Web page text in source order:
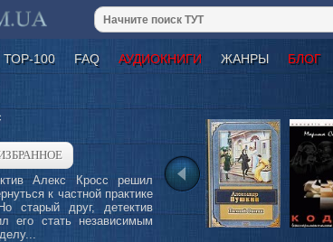
ТОР-100 FAQ АУДИОКНИГИ ЖАНРЫ БЛОГ
Алекс Кросс решил
к частной практике
старый друг, детектив
его стать независимым